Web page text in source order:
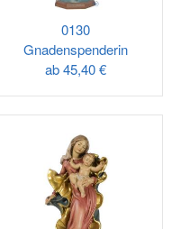
0130
Gnadenspenderin
ab45,40 €